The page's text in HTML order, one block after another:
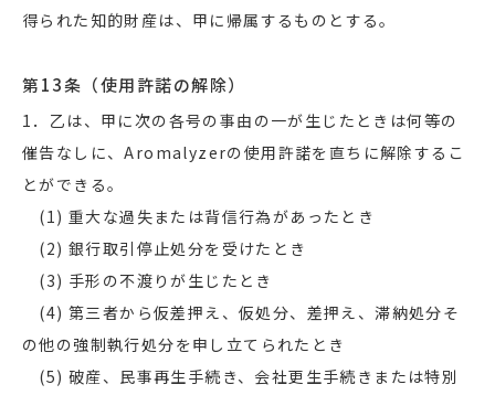
得られた知的財産は、甲に帰属するものとする。
第13条（使用許諾の解除）
1．乙は、甲に次の各号の事由の一が生じたときは何等の
催告なしに、Aromalyzerの使用許諾を直ちに解除するこ
とができる。
(1) 重大な過失または背信行為があったとき
(2) 銀行取引停止処分を受けたとき
(3) 手形の不渡りが生じたとき
(4) 第三者から仮差押え、仮処分、差押え、滞納処分そ
の他の強制執行処分を申し立てられたとき
(5) 破産、民事再生手続き、会社更生手続きまたは特別